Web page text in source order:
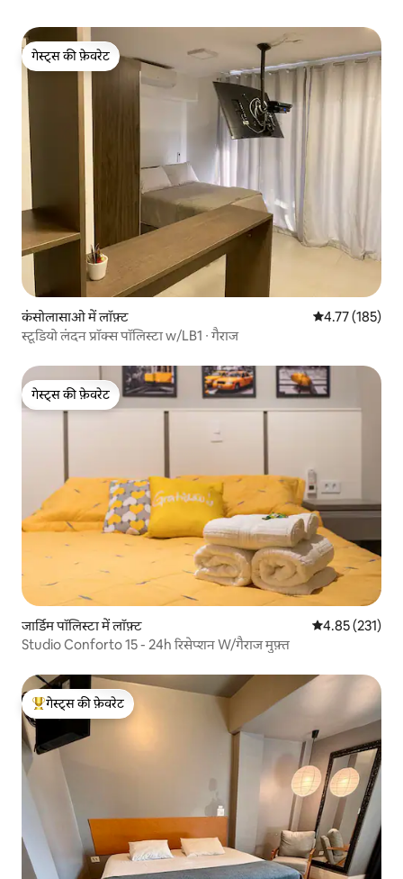
गेस्ट्स की फ़ेवरेट
गेस्ट्स की फ़ेवरेट
कंसोलासाओ में लॉफ़्ट औसत रेटिंग 5 में से
4.77 (185)
स्टूडियो लंदन प्रॉक्स पॉलिस्टा w/LB1 ∙ गैराज
गेस्ट्स की फ़ेवरेट
गेस्ट्स की फ़ेवरेट
जार्डिम पॉलिस्टा में लॉफ़्ट औसत रेटिंग 5 में से
4.85 (231)
Studio Conforto 15 - 24h रिसेप्शन W/गैराज मुफ़्त
गेस्ट्स का टॉप फ़ेवरेट
गेस्ट्स की फ़ेवरेट